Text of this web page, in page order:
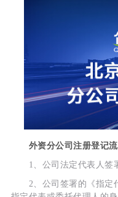
外资分公司注册登记流
1、公司法定代表人签署
2、公司签署的《指定代